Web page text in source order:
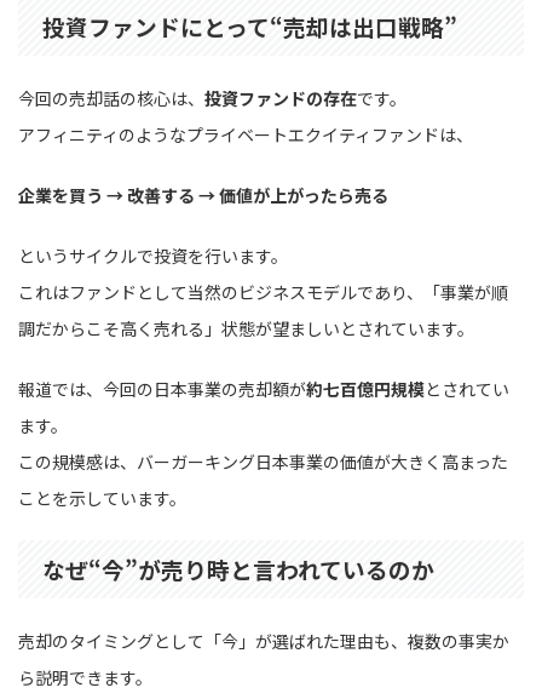
投資ファンドにとって“売却は出口戦略”
今回の売却話の核心は、 投資ファンドの存在です。
アフィニティのようなプライベートエクイティファンドは、
企業を買う → 改善する → 価値が上がったら売る
というサイクルで投資を行います。
これはファンドとして当然のビジネスモデルであり、「事業が順
調だからこそ高く売れる」状態が望ましいとされています。
報道では、今回の日本事業の売却額が約七百億円規模とされてい
ます。
この規模感は、バーガーキング日本事業の価値が大きく高まった
ことを示しています。
なぜ“今”が売り時と言われているのか
売却のタイミングとして「今」が選ばれた理由も、複数の事実か
ら説明できます。